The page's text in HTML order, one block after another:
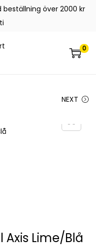
beställning över 2000 kr
0
NEXT
Axis Lime/Blå